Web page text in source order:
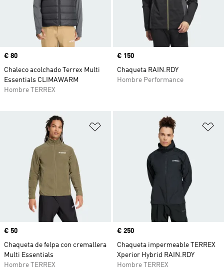
Precio
€ 80
Chaleco acolchado Terrex Multi
Essentials CLIMAWARM
Hombre TERREX
Precio
€ 150
Chaqueta RAIN.RDY
Hombre Performance
Añadir a la lista de deseos
Precio
€ 50
Chaqueta de felpa con cremallera
Multi Essentials
Hombre TERREX
Precio
€ 250
Chaqueta impermeable TERREX
Xperior Hybrid RAIN.RDY
Hombre TERREX